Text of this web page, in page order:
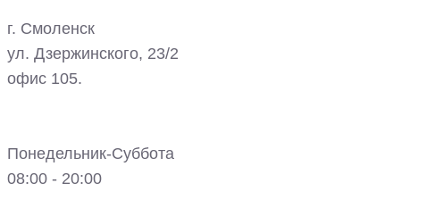
г. Смоленск
ул. Дзержинского, 23/2
офис 105.
Понедельник-Суббота
08:00 - 20:00